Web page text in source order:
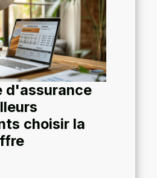
d'assurance
choisir la